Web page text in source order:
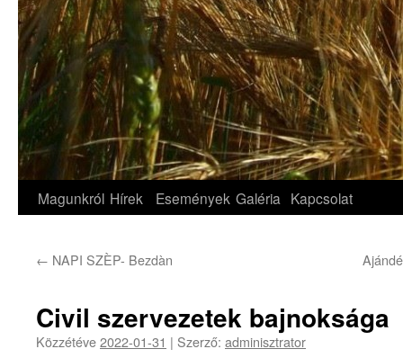
Magunkról Hírek Események Galéria Kapcsolat
← NAPI SZÈP- Bezdàn
Civil szervezetek bajnoksága
Közzétéve2022-01-31 | Szerző: adminisztrator